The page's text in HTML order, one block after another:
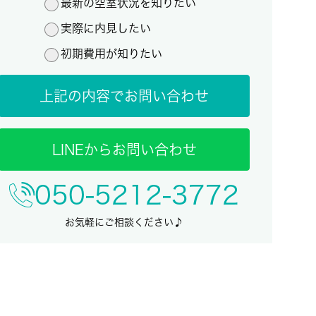
最新の空室状況を知りたい
実際に内見したい
初期費用が知りたい
上記の内容でお問い合わせ
LINEからお問い合わせ
050-5212-3772
お気軽にご相談ください♪